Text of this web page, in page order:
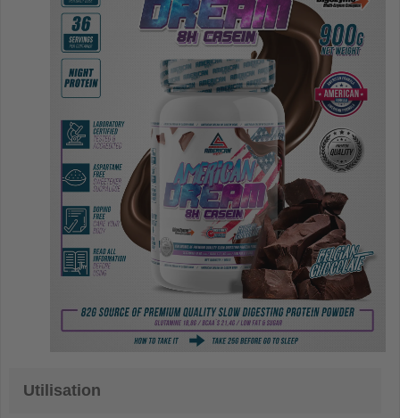
Utilisation